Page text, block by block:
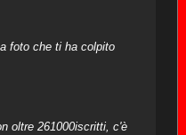
foto che ti ha colpito
oltre 261000iscritti, c'è